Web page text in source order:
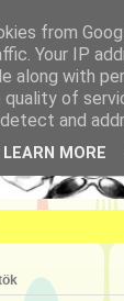
from
Your IP
along with
of
and
LEARN MORE